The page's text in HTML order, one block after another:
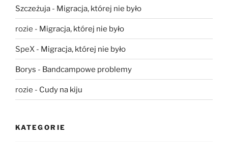
Szczeżuja - Migracja, której nie było
rozie - Migracja, której nie było
SpeX - Migracja, której nie było
Borys - Bandcampowe problemy
rozie - Cudy na kiju
KATEGORIE